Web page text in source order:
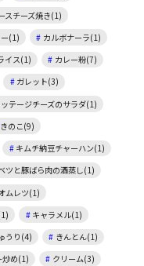
スチーズ焼き(1)
(1)
カルボナーラ(1)
イス(1)
カレー粉(7)
ガレット(3)
テージチーズのサラダ(1)
きのこ(9)
キムチ納豆チャーハン(1)
ツと豚ばら肉の酒蒸し(1)
ムレツ(1)
キャラメル(1)
うり(4)
きんとん(1)
炒め(1)
クリーム(3)